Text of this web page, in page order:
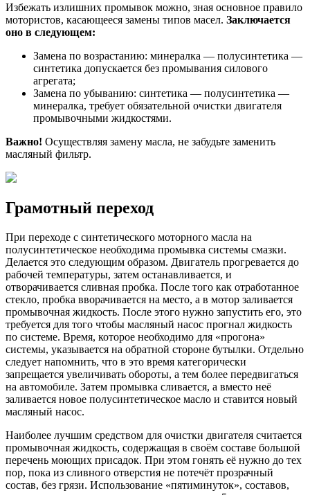
Избежать излишних промывок можно, зная основное правило
мотористов, касающееся замены типов масел. Заключается
оно в следующем:
Замена по возрастанию: минералка — полусинтетика —
синтетика допускается без промывания силового
агрегата;
Замена по убыванию: синтетика — полусинтетика —
минералка, требует обязательной очистки двигателя
промывочными жидкостями.
Важно! Осуществляя замену масла, не забудьте заменить
масляный фильтр.
Грамотный переход
При переходе с синтетического моторного масла на
полусинтетическое необходима промывка системы смазки.
Делается это следующим образом. Двигатель прогревается до
рабочей температуры, затем останавливается, и
отворачивается сливная пробка. После того как отработанное
стекло, пробка вворачивается на место, а в мотор заливается
промывочная жидкость. После этого нужно запустить его, это
требуется для того чтобы масляный насос прогнал жидкость
по системе. Время, которое необходимо для «прогона»
системы, указывается на обратной стороне бутылки. Отдельно
следует напомнить, что в это время категорически
запрещается увеличивать обороты, а тем более передвигаться
на автомобиле. Затем промывка сливается, а вместо неё
заливается новое полусинтетическое масло и ставится новый
масляный насос.
Наиболее лучшим средством для очистки двигателя считается
промывочная жидкость, содержащая в своём составе большой
перечень моющих присадок. При этом гонять её нужно до тех
пор, пока из сливного отверстия не потечёт прозрачный
состав, без грязи. Использование «пятиминуток», составов,